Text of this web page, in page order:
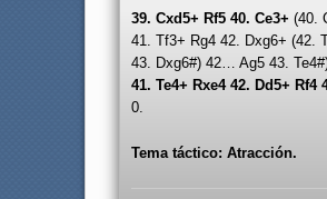
39. Cxd5+ Rf5 40. Ce3+ (40.
41. Tf3+ Rg4 42. Dxg6+ (42.
43. Dxg6#) 42… Ag5 43.
41. Te4+ Rxe4 42. Dd5+ Rf4
0.
Tema táctico: Atracción.